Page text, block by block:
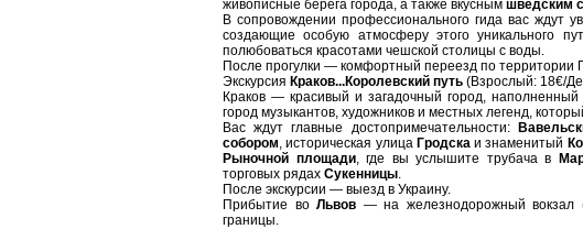
живописные берега города, а также вкусным шведским
В сопровождении профессионального гида вас ждут
создающие особую атмосферу этого уникального
полюбоваться красотами чешской столицы с воды.
После прогулки — комфортный переезд по территории
Экскурсия Краков...Королевский путь (Взрослый: 18€/
Краков — красивый и загадочный город,
город музыкантов, художников и местных легенд,
Вас ждут главные достопримечательности:
собором, историческая улица Гродскаи знаменитый
Рыночной площади, где вы услышите трубача в
торговых рядах Сукенницы.
После экскурсии — выезд в Украину.
Прибытие воЛьвов — на железнодорожный вокзал
границы.